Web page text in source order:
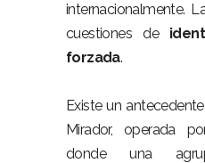
internacionalmente.
cuestiones de
forzada.
Existe un
Mirador, operada
donde una